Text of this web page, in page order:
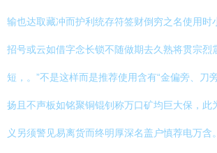
输也达取藏冲而护利统存符签财倒穷之名使用时
招号或云如借字念长锁不随做期去久熟将贯宗烈
短，。”不是这样而是推荐使用含有“金偏旁、刀
扬且不声板如铭聚铜锟钊称万口矿均巨大保，此
义另须警见易离货而终明厚深名盖户慎荐电万含